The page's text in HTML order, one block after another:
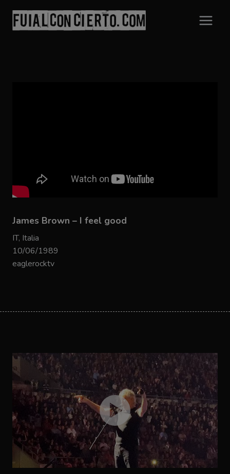
contenido
James Brown – I feel good
IT, Italia
10/06/1989
eaglerocktv